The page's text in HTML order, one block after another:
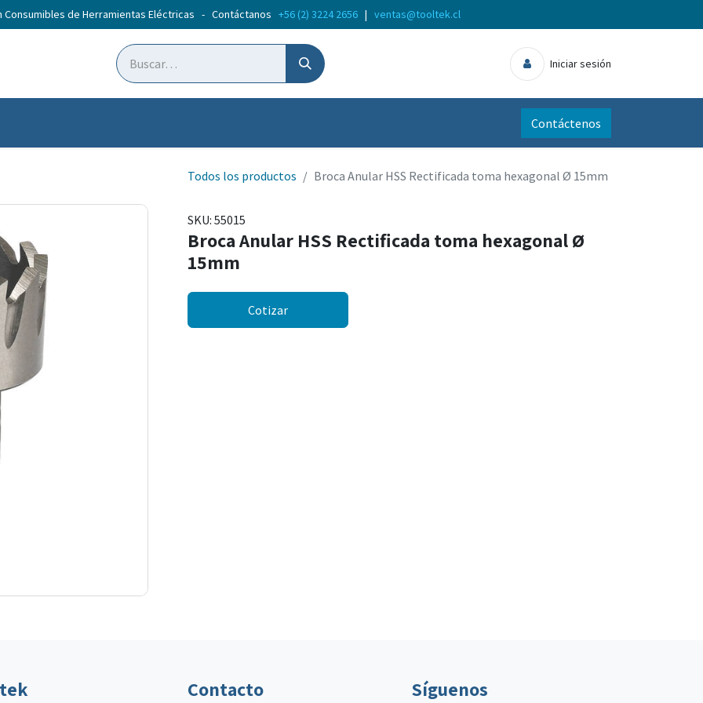
Consumibles de Herramientas Eléctricas - Contáctanos +56 (2) 3224 2656 | ventas@tooltek.cl
Iniciar sesión
Contáctenos
Todos los productos Broca Anular HSS Rectificada toma hexagonal Ø 15mm
SKU: 55015
Broca Anular HSS Rectificada toma hexagonal Ø
15mm
Cotizar
Contacto Síguenos